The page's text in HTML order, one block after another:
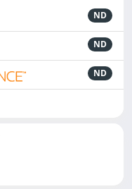
ND
ND
ND